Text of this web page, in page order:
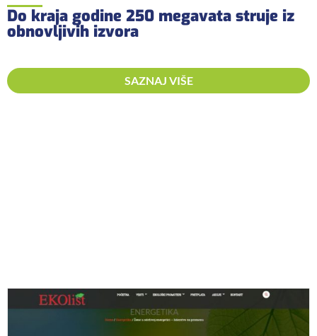
Do kraja godine 250 megavata struje iz
obnovljivih izvora
SAZNAJ VIŠE